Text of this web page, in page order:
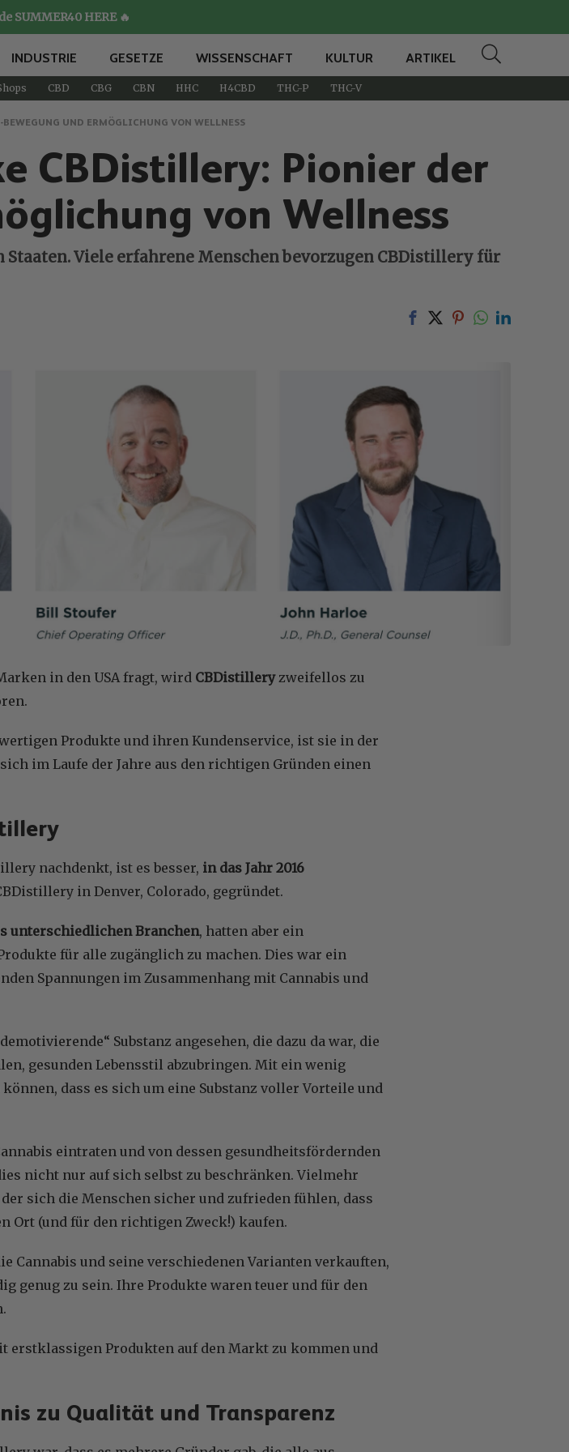
SUMMER40 HERE 🔥
INDUSTRIE GESETZE WISSENSCHAFT KULTUR ARTIKEL
CBD CBG CBN HHC H4CBD THC-P THC-V
UND ERMÖGLICHUNG VON WELLNESS
CBDistillery: Pionier der
von Wellness
Viele erfahrene Menschen bevorzugen CBDistillery für
in den USA fragt, wird CBDistilleryzweifellos zu
Produkte und ihren Kundenservice, ist sie in der
im Laufe der Jahre aus den richtigen Gründen einen
nachdenkt, ist es besser, in das Jahr 2016
in Denver, Colorado, gegründet.
unterschiedlichen Branchen, hatten aber ein
für alle zugänglich zu machen. Dies war ein
Spannungen im Zusammenhang mit Cannabis und
Substanz angesehen, die dazu da war, die
gesunden Lebensstil abzubringen. Mit ein wenig
dass es sich um eine Substanz voller Vorteile und
eintraten und von dessen gesundheitsfördernden
nicht nur auf sich selbst zu beschränken. Vielmehr
sich die Menschen sicher und zufrieden fühlen, dass
Ort (und für den richtigen Zweck!) kaufen.
Cannabis und seine verschiedenen Varianten verkauften,
genug zu sein. Ihre Produkte waren teuer und für den
erstklassigen Produkten auf den Markt zu kommen und
zu Qualität und Transparenz